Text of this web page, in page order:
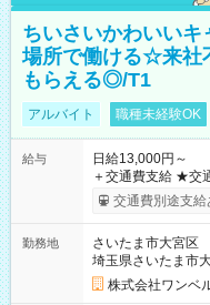
ちいさいかわいい
場所で働ける☆来社
もらえる◎/T1
アルバイト 職種未経験OK
給与
日給13,000円～
＋交通費支給 ★交通費全額支給！ ┗案件により規定あり ★日払
いOK！（規定あ
ンビニATMから 日払い
交通費別途支給
勤務地
さいたま市大宮区
埼玉県さいたま市
株式会社ワンベ